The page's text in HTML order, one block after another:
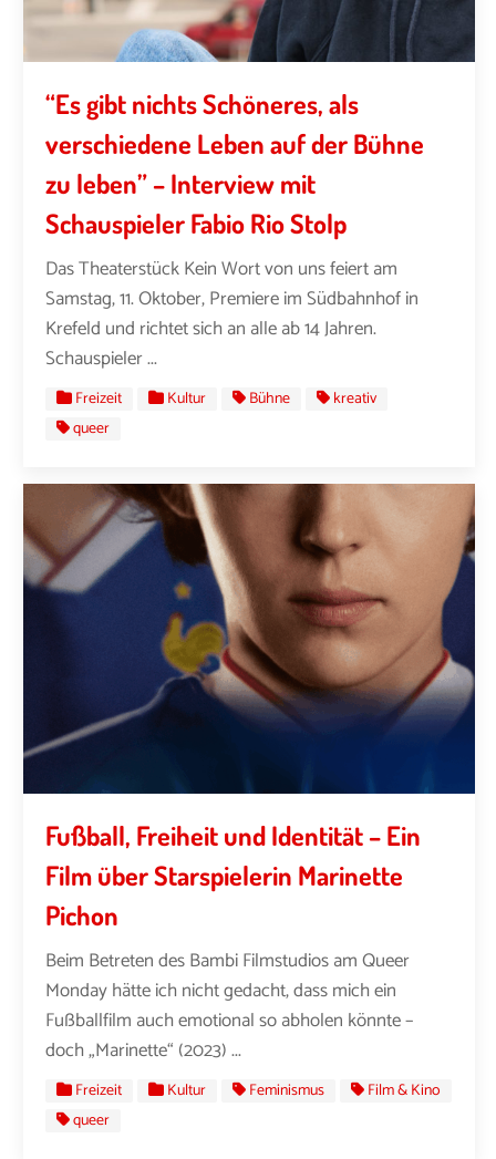
“Es gibt nichts Schöneres, als
verschiedene Leben auf der Bühne
zu leben” – Interview mit
Schauspieler Fabio Rio Stolp
Das Theaterstück Kein Wort von uns feiert am
Samstag, 11. Oktober, Premiere im Südbahnhof in
Krefeld und richtet sich an alle ab 14 Jahren.
Schauspieler ...
Freizeit Kultur Bühne
kreativ
queer
Fußball, Freiheit und Identität – Ein
Film über Starspielerin Marinette
Pichon
Beim Betreten des Bambi Filmstudios am Queer
Monday hätte ich nicht gedacht, dass mich ein
Fußballfilm auch emotional so abholen könnte –
doch „Marinette“ (2023) ...
Freizeit Kultur Feminismus
Film & Kino
queer